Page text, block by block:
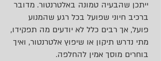
ייתכן שהבעיה טמונה באלטרנטור. מדובר
ברכיב חיוני שפועל בכל רגע שהמנוע
פועל, אך רבים כלל לא יודעים מה תפקידו,
מתי נדרש תיקון או שיפוץ אלטרנטור, ואיך
בוחרים מוסך אמין להחלפה.